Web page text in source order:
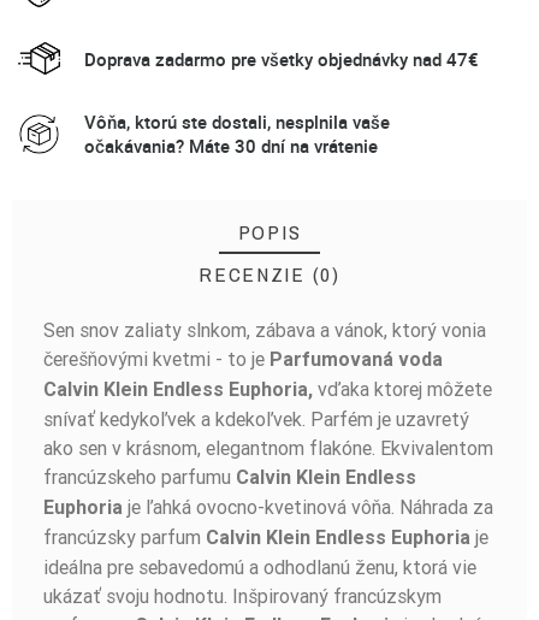
Doprava zadarmo pre všetky objednávky nad 47€
Vôňa, ktorú ste dostali, nesplnila vaše
očakávania? Máte 30 dní na vrátenie
POPIS
RECENZIE (0)
Sen snov zaliaty slnkom, zábava a vánok, ktorý vonia
čerešňovými kvetmi - to je Parfumovaná voda
Calvin Klein Endless Euphoria, vďaka ktorej môžete
snívať kedykoľvek a kdekoľvek. Parfém je uzavretý
ako sen v krásnom, elegantnom flakóne. Ekvivalentom
francúzskeho parfumu Calvin Klein Endless
Euphoria je ľahká ovocno-kvetinová vôňa. Náhrada za
francúzsky parfum Calvin Klein Endless Euphoria je
ideálna pre sebavedomú a odhodlanú ženu, ktorá vie
ukázať svoju hodnotu. Inšpirovaný francúzskym
BUĎTE PRVÝ, KTO NAPÍŠE RECENZIU!